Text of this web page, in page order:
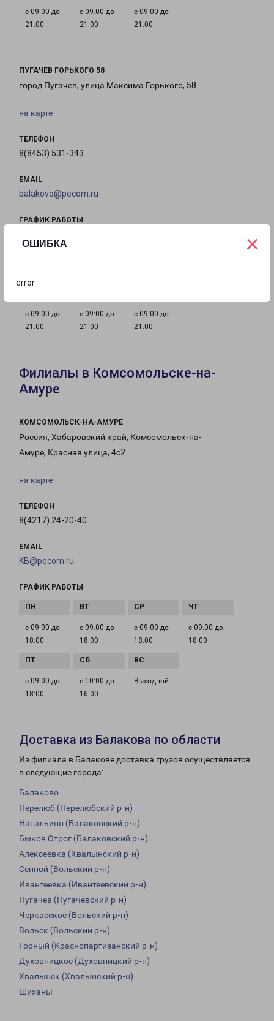
ОШИБКА
error
×
с 09:00 до
21:00
с 09:00 до
21:00
с 09:00 до
21:00
ПУГАЧЕВ ГОРЬКОГО 58
город Пугачев, улица Максима Горького, 58
на карте
ТЕЛЕФОН
8(8453) 531-343
EMAIL
balakovo@pecom.ru
ГРАФИК РАБОТЫ
с 09:00 до
21:00
с 09:00 до
21:00
с 09:00 до
21:00
Филиалы в Комсомольске-на-
Амуре
КОМСОМОЛЬСК-НА-АМУРЕ
Россия, Хабаровский край, Комсомольск-на-
Амуре, Красная улица, 4с2
на карте
ТЕЛЕФОН
8(4217) 24-20-40
EMAIL
KB@pecom.ru
ГРАФИК РАБОТЫ
с 09:00 до
18:00
с 09:00 до
18:00
с 09:00 до
18:00
с 09:00 до
18:00
с 09:00 до
18:00
с 10:00 до
16:00
Выходной
Доставка из Балакова по области
Из филиала в Балакове доставка грузов осуществляется
в следующие города:
Балаково
Перелюб (Перелюбский р-н)
Натальино (Балаковский р-н)
Быков Отрог (Балаковский р-н)
Алексеевка (Хвалынский р-н)
Сенной (Вольский р-н)
Ивантеевка (Ивантеевский р-н)
Пугачев (Пугачевский р-н)
Черкасское (Вольский р-н)
Вольск (Вольский р-н)
Горный (Краснопартизанский р-н)
Духовницкое (Духовницкий р-н)
Хвалынск (Хвалынский р-н)
Шиханы